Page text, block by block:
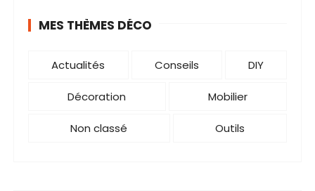
MES THÈMES DÉCO
Actualités Conseils DIY
Décoration Mobilier
Non classé Outils